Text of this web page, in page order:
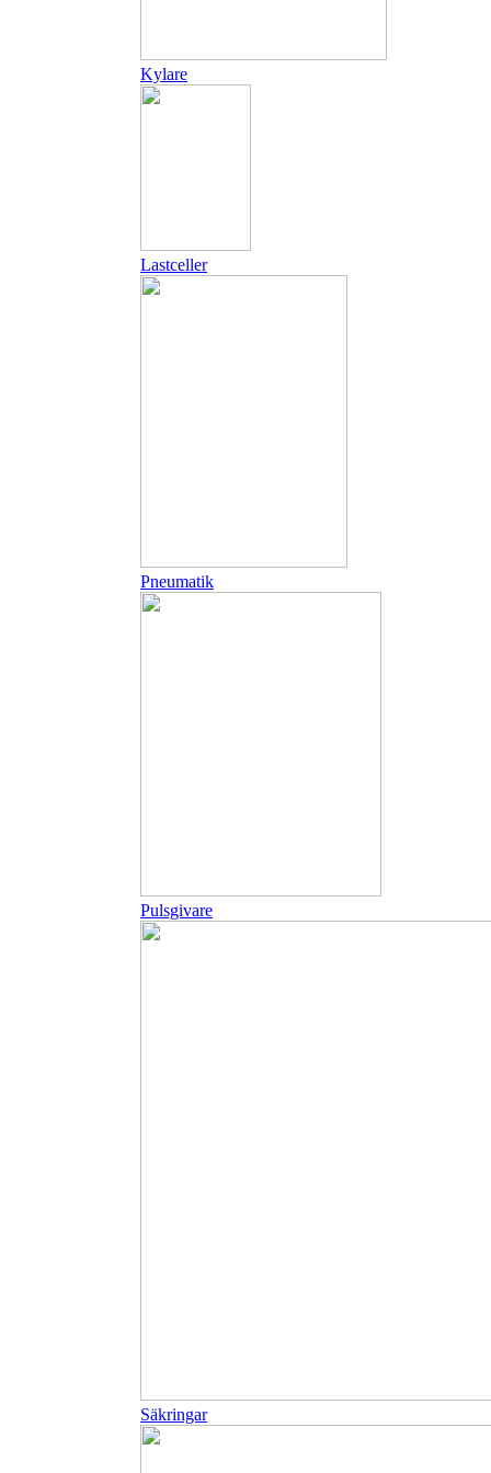
Kylare
Lastceller
Pneumatik
Pulsgivare
Säkringar